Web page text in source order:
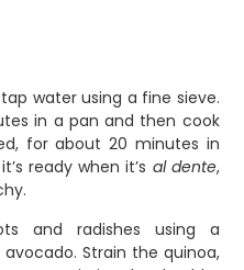
water using a fine sieve.
in a pan and then cook
for about 20 minutes in
ready when it’s al dente,
and radishes using a
Strain the quinoa,